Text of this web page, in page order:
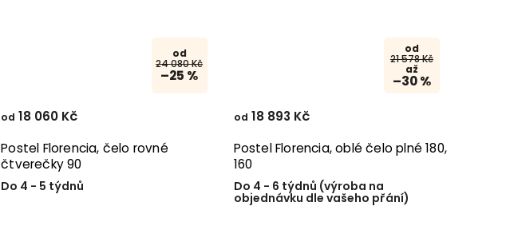
od
24 080 Kč
–25 %
Postel Florencia, čelo rovné
čtverečky 90
Do 4 - 5 týdnů
od 18 060 Kč
od
21 578 Kč
až
–30 %
Postel Florencia, oblé čelo plné 180,
160
Do 4 - 6 týdnů (výroba na
objednávku dle vašeho přání)
od 18 893 Kč